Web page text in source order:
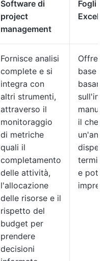
Software di
project
management
Fogli
Excel
Fornisce analisi
complete e si
integra con
altri strumenti,
attraverso il
monitoraggio
di metriche
quali il
completamento
delle attività,
l'allocazione
delle risorse e il
rispetto del
budget per
prendere
decisioni
Offre
base
basano
il che
termini
e